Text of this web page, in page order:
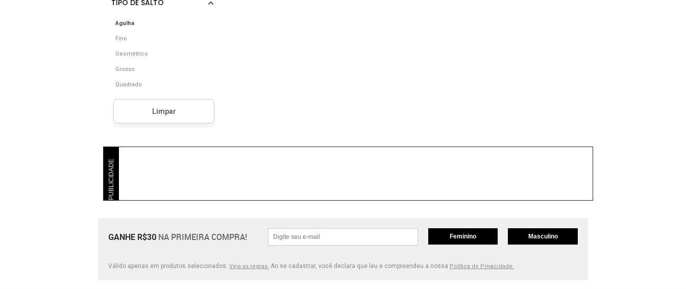
Agulha
Fino
Geométrico
Grosso
Quadrado
PUBLICIDADE
GANHE R$30 NA PRIMEIRA COMPRA! Feminino Masculino
Válido apenas em produtos selecionados. Veja as regras. Ao se cadastrar, você declara que leu e compreendeu a nossa Política de Privacidade.